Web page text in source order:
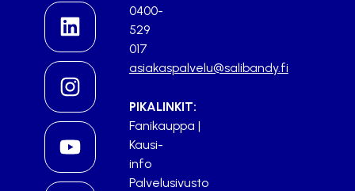
0400-
529
017
asiakaspalvelu@salibandy.fi
PIKALINKIT:
Fanikauppa |
Kausi-
info
Palvelusivusto